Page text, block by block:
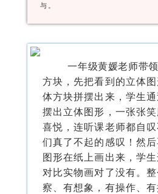
与。
一年级黄媛老师带
方块，先把看到的立体
体方块拼摆出来，学生
摆出立体图形，一张张
喜悦，连听课老师都自
们真了不起的感叹！然
图形在纸上画出来，学
对比实物画对了没有。
察、有想象，有操作、